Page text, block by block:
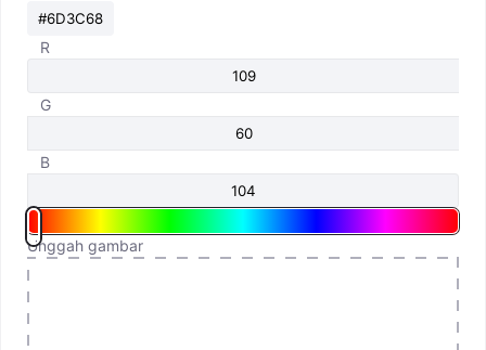
R
G
B
Unggah gambar